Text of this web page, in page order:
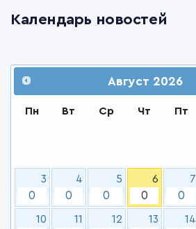
Календарь новостей
Август 2026
Пн Вт Ср Чт Пт
3
0
4
0
5
0
6
0
7
0
10 11 12 13 14